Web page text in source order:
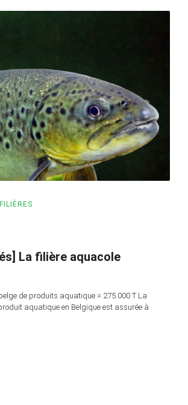
La filière aquacole
de produits aquatique = 275.000 T La
aquatique en Belgique est assurée à